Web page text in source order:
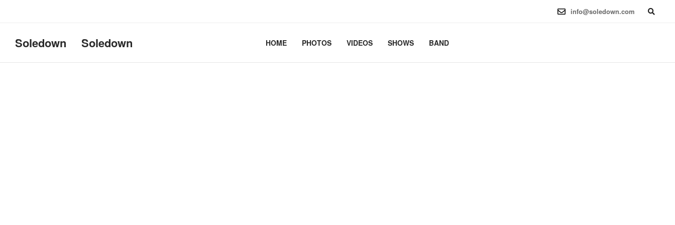
Uname:Linux d69bffeef052 6.12.41+deb13-cloud-amd64 #1 SMP PREEMPT_DYNAMIC Debian 6.12.41-1 (2025-08-12) x86_64info@soledown.com
Soledown Soledown HOME PHOTOS VIDEOS SHOWS BAND